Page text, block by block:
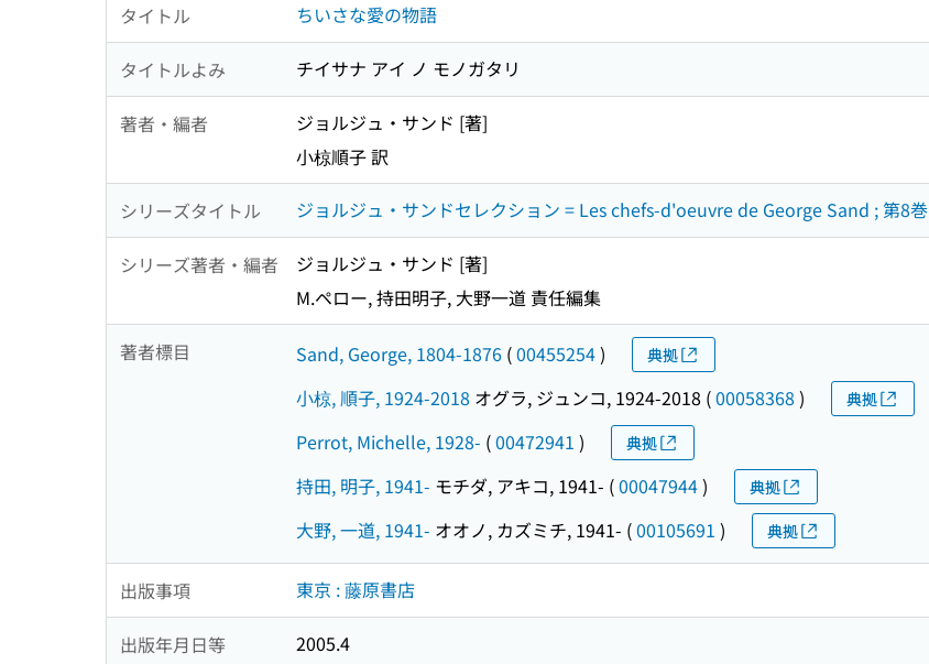
タイトル ちいさな愛の物語
タイトルよみ チイサナ アイ ノ モノガタリ
著者・編者
ジョルジュ・サンド [著]
小椋順子 訳
シリーズタイトル ジョルジュ・サンドセレクション = Les chefs-d'oeuvre de George Sand ; 第8巻
シリーズ著者・編者
ジョルジュ・サンド [著]
M.ペロー, 持田明子, 大野一道 責任編集
著者標目 Sand, George, 1804-1876 (00455254) 典拠
小椋, 順子, 1924-2018 オグラ, ジュンコ, 1924-2018 (00058368 ) 典拠
Perrot, Michelle, 1928- (00472941 ) 典拠
持田, 明子, 1941- モチダ, アキコ, 1941- (00047944) 典拠
大野, 一道, 1941- オオノ, カズミチ, 1941- (00105691 ) 典拠
出版事項 東京 : 藤原書店
出版年月日等 2005.4